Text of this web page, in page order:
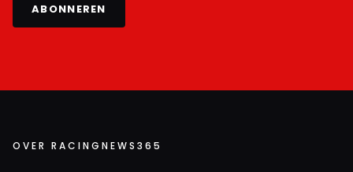
ABONNEREN
OVER RACINGNEWS365